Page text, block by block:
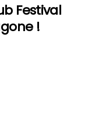
Festival
!